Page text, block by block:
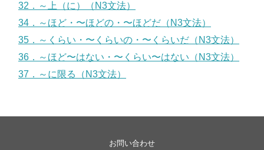
32．～上（に）（N3文法）
34．～ほど・〜ほどの・〜ほどだ（N3文法）
35．～くらい・〜くらいの・〜くらいだ（N3文法）
36．～ほど〜はない・〜くらい〜はない（N3文法）
37．～に限る（N3文法）
お問い合わせ